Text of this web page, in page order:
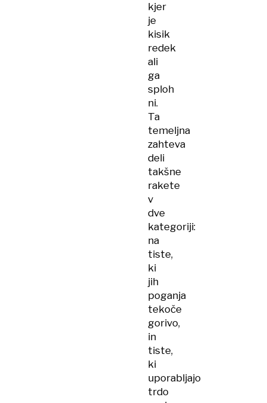
kjer
je
kisik
redek
ali
ga
sploh
ni.
Ta
temeljna
zahteva
deli
takšne
rakete
v
dve
kategoriji:
na
tiste,
ki
jih
poganja
tekoče
gorivo,
in
tiste,
ki
uporabljajo
trdo